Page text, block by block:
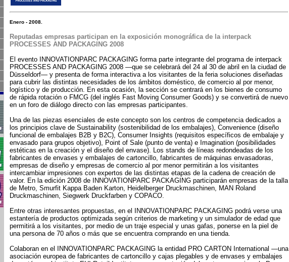
Enero - 2008.
Reputadas empresas participan en la exposición monográfica de la interpack
PROCESSES AND PACKAGING 2008
El evento INNOVATIONPARC PACKAGING forma parte integrante del programa de interpack
PROCESSES AND PACKAGING 2008 —que se celebrará del 24 al 30 de abril en la ciudad de
Düsseldorf— y presenta de forma interactiva a los visitantes de la feria soluciones diseñadas
para cubrir las distintas necesidades de los ámbitos doméstico, de comercio al por menor,
logístico y de producción. En esta ocasión, la sección se centrará en los bienes de consumo
de rápida rotación o FMCG (del inglés Fast Moving Consumer Goods) y se convertirá de nuevo
en un foro de diálogo directo con las empresas participantes.
Una de las piezas esenciales de este concepto son los centros de competencia dedicados a
los principios clave de Sustainability (sostenibilidad de los embalajes), Convenience (diseño
funcional de embalajes B2B y B2C), Consumer Insights (requisitos específicos de embalaje y
envasado para grupos objetivo), Point of Sale (punto de venta) e Imagination (posibilidades
estéticas en la creación y el diseño del envase). Los stands de líneas redondeadas de los
fabricantes de envases y embalajes de cartoncillo, fabricantes de máquinas envasadoras,
empresas de diseño y empresas de comercio al por menor permitirán a los visitantes
intercambiar impresiones con expertos de las distintas etapas de la cadena de creación de
valor. En la edición 2008 de INNOVATIONPARC PACKAGING participarán empresas de la talla
de Metro, Smurfit Kappa Baden Karton, Heidelberger Druckmaschinen, MAN Roland
Druckmaschinen, Siegwerk Druckfarben y COPACO.
Entre otras interesantes propuestas, en el INNOVATIONPARC PACKAGING podrá verse una
estantería de productos optimizada según criterios de marketing y un simulador de edad que
permitirá a los visitantes, por medio de un traje especial y unas gafas, ponerse en la piel de
una persona de 70 años o más que se encuentra comprando en una tienda.
Colaboran en el INNOVATIONPARC PACKAGING la entidad PRO CARTON International —una
asociación europea de fabricantes de cartoncillo y cajas plegables y de envases y embalajes